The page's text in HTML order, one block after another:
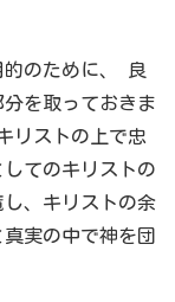
的のために、 良
を取っておきま
リストの上で忠
てのキリストの
、キリストの余
実の中で神を団